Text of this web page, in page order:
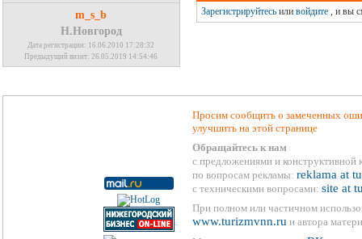
m_s_b
Н.Новгород
Дата регистрации: 16.06.2010 17:28:32
Предыдущий визит: 26.05.2019 14:54:46
Зарегистрируйтесьили войдите, и вы
Просим сообщить о замеченных
улучшить на этой странице
Обращайтесь к нам
с предложениями и конструктивной
по вопросам рекламы: reklama at
с техническими вопросами: site at
При полном или частичном
www.turizmvnn.ru и автора